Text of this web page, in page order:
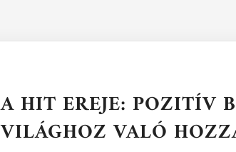
A HIT EREJE: POZITÍV
VILÁGHOZ VALÓ